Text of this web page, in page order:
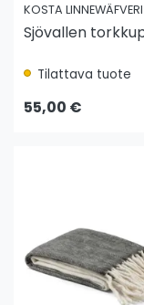
KOSTA LINNEWÄFVERI
Sjövallen
Tilattava tuote
55,00 €